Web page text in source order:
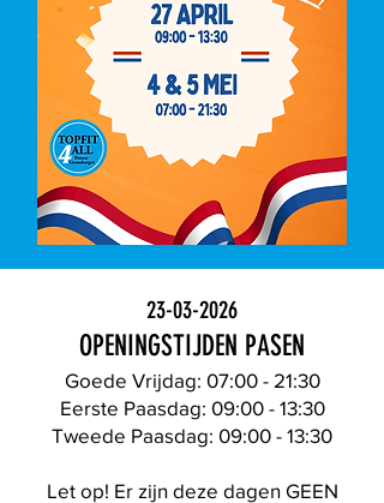
23-03-2026
OPENINGSTIJDEN PASEN
Goede Vrijdag: 07:00 - 21:30
Eerste Paasdag: 09:00 - 13:30
Tweede Paasdag: 09:00 - 13:30
Let op! Er zijn deze dagen GEEN